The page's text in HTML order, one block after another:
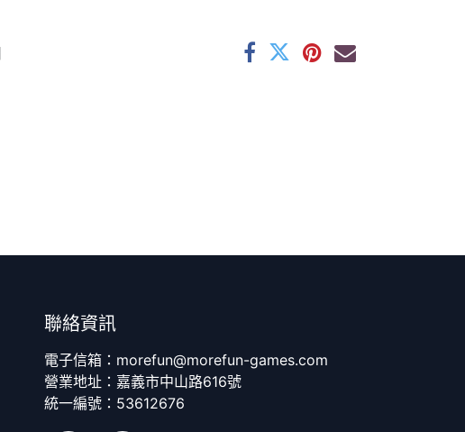
聯絡資訊
電子信箱：morefun@morefun-games.com
營業地址：嘉義市中山路616號
統一編號：53612676